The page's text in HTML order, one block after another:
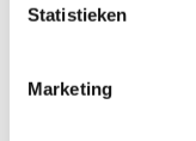
Statistieken
Marketing